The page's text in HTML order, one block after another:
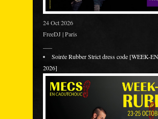
24 Oct 2026
FreeDJ | Paris
Soirée Rubber Strict dress code [WEEK-
2026]